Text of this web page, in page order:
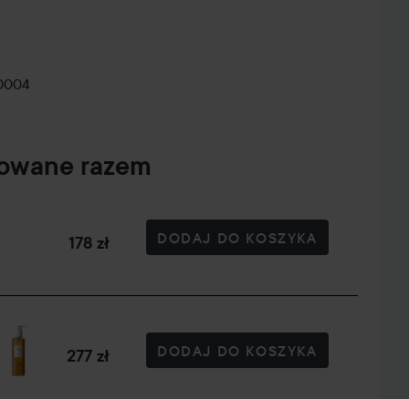
razem
178 zł DODAJ DO KOSZYKA
277 zł DODAJ DO KOSZYKA